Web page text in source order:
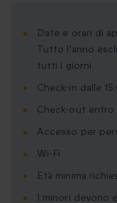
Date e orari di
Tutto l'anno
tutti i giorni
Check-in dalle
Check-out entro
Accesso per
Wi-Fi
Età minima
I minori devono